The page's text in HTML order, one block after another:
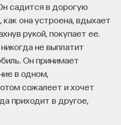
садится в дорогую
она устроена, вдыхает
рукой, покупает ее.
не выплатит
Он принимает
в одном,
сожалеет и хочет
приходит в другое,